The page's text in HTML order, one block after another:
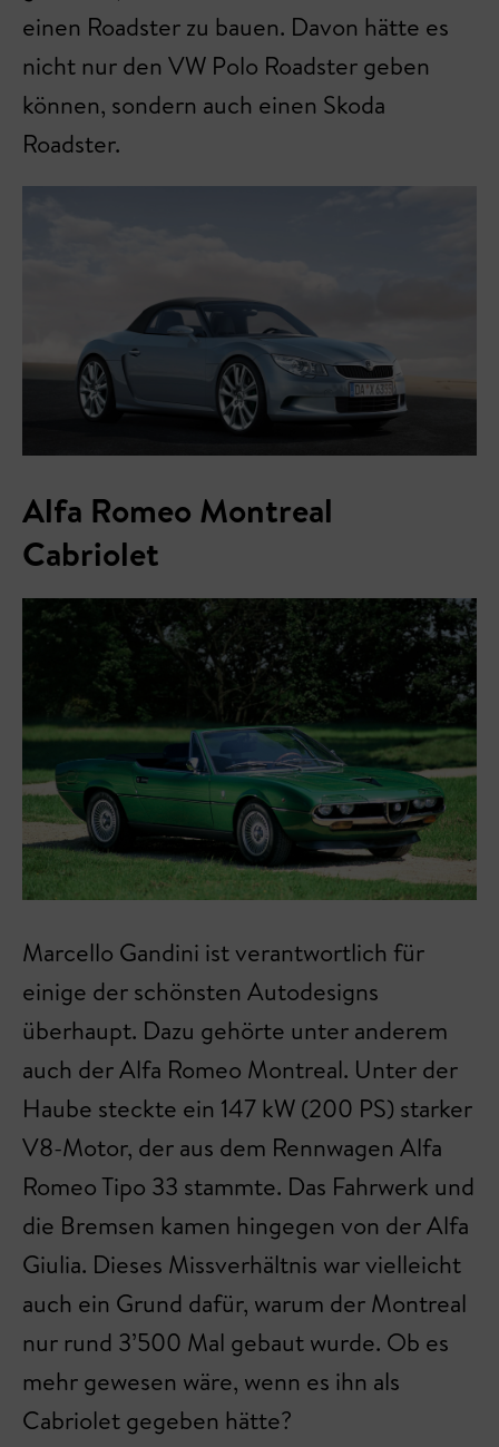
einen Roadster zu bauen. Davon hätte es
nicht nur den VW Polo Roadster geben
können, sondern auch einen Skoda
Roadster.
Alfa Romeo Montreal
Cabriolet
Marcello Gandini ist verantwortlich für
einige der schönsten Autodesigns
überhaupt. Dazu gehörte unter anderem
auch der Alfa Romeo Montreal. Unter der
Haube steckte ein 147 kW (200 PS) starker
V8-Motor, der aus dem Rennwagen Alfa
Romeo Tipo 33 stammte. Das Fahrwerk und
die Bremsen kamen hingegen von der Alfa
Giulia. Dieses Missverhältnis war vielleicht
auch ein Grund dafür, warum der Montreal
nur rund 3’500 Mal gebaut wurde. Ob es
mehr gewesen wäre, wenn es ihn als
Cabriolet gegeben hätte?